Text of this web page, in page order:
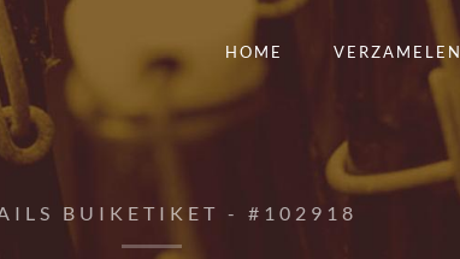
HOME VERZAMELEN
BUIKETIKET - #102918